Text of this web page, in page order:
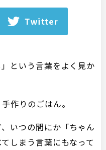
という言葉をよく見か
作りのごはん。
いつの間にか「ちゃん
しまう言葉にもなって